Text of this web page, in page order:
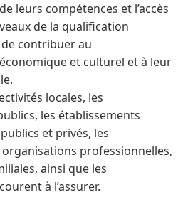
leurs compétences et l’accès
de la qualification
contribuer au
et culturel et à leur
locales, les
les établissements
et privés, les
professionnelles,
ainsi que les
à l’assurer.